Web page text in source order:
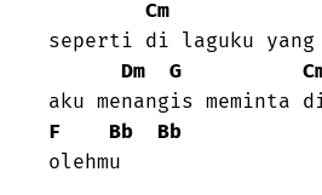
Cm
seperti di laguku yang
Dm
G
F
Bb
Bb
olehmu